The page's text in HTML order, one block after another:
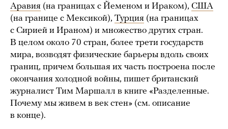
Аравия (на границах с Йеменом и Ираком), США
(на границе с Мексикой), Турция (на границах
с Сирией и Ираном) и множество других стран.
В целом около 70 стран, более трети государств
мира, возводят физические барьеры вдоль своих
границ, причем большая их часть построена после
окончания холодной войны, пишет британский
журналист Тим Маршалл в книге «Разделенные.
Почему мы живем в век стен» (см. описание
в конце).